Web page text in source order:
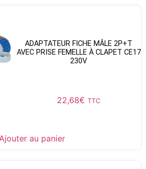
ADAPTATEUR FICHE MÂLE 2P+T
AVEC PRISE FEMELLE À CLAPET CE17
230V
22,68€ TTC
Ajouter au panier